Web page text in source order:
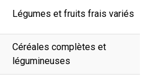
Légumes et fruits frais variés
Céréales complètes et
légumineuses